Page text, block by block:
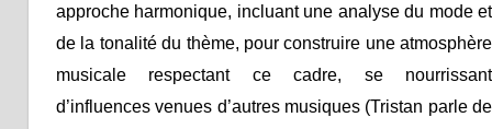
approche harmonique, incluant une analyse du mode et
de la tonalité du thème, pour construire une atmosphère
musicale respectant ce cadre, se nourrissant
d’influences venues d’autres musiques (Tristan parle de